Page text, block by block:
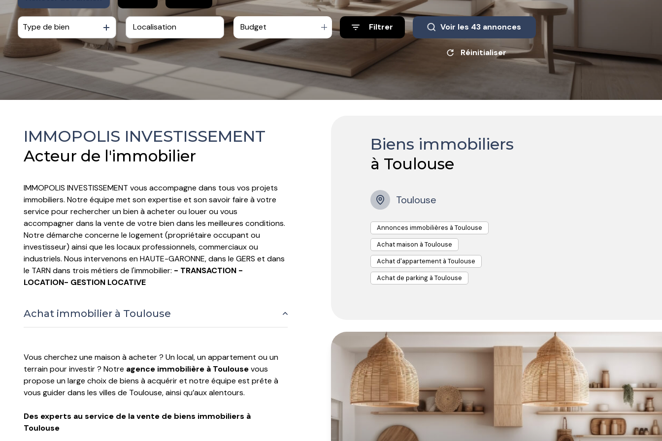
contactez-
nous
De l'ancien
De l'immo pro
à l'année
De l'immo pro
Type de bien Budget Filtrer Voir les 43 annonces
Réinitialiser
Biens immobiliers
à Toulouse
Toulouse
Annonces immobilières à Toulouse
Achat maison à Toulouse
Achat d'appartement à Toulouse
Achat de parking à Toulouse
IMMOPOLIS INVESTISSEMENT
Acteur de l'immobilier
IMMOPOLIS INVESTISSEMENT vous accompagne dans tous vos projets
immobiliers. Notre équipe met son expertise et son savoir faire à votre
service pour rechercher un bien à acheter ou louer ou vous
accompagner dans la vente de votre bien dans les meilleures conditions.
Notre démarche concerne le logement (propriétaire occupant ou
investisseur) ainsi que les locaux professionnels, commerciaux ou
industriels. Nous intervenons en HAUTE-GARONNE, dans le GERS et dans
le TARN dans trois métiers de l'immobilier: - TRANSACTION -
LOCATION- GESTION LOCATIVE
Achat immobilier à Toulouse
Vous cherchez une maison à acheter ? Un local, un appartement ou un
terrain pour investir ? Notre agence immobilière à Toulousevous
propose un large choix de biens à acquérir et notre équipe est prête à
vous guider dans les villes de Toulouse, ainsi qu’aux alentours.
Des experts au service de la vente de biens immobiliers à
Toulouse